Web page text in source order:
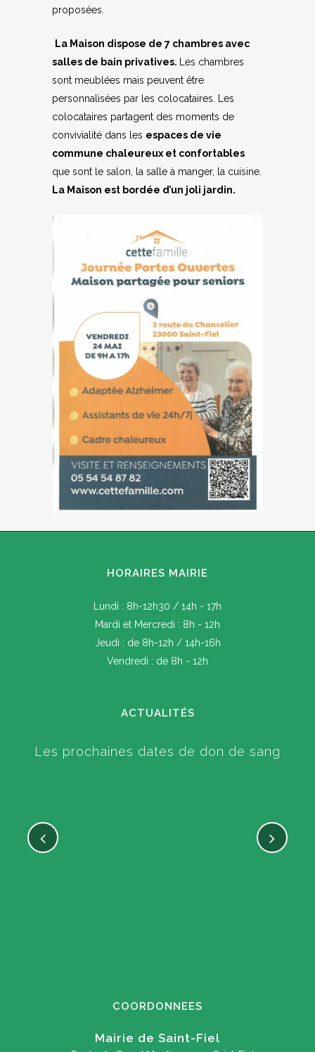
proposées.
La Maison dispose de 7 chambres avec
salles de bain privatives.
Les chambres
sont meublées mais peuvent être
personnalisées par les colocataires.
Les
colocataires partagent des moments de
convivialité dans les espaces de vie
commune chaleureux et confortables
que sont le salon, la salle à manger, la cuisine.
La Maison est bordée d’un joli jardin.
HORAIRES MAIRIE
Lundi : 8h-12h30 / 14h - 17h
Mardi et Mercredi : 8h - 12h
Jeudi : de 8h-12h / 14h-16h
Vendredi : de 8h - 12h
ACTUALITÉS
Les prochaines dates de don de sang
COORDONNEES
Mairie de Saint-Fiel